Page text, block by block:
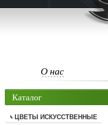
О нас
Каталог
ЦВЕТЫ ИСКУССТВЕННЫЕ